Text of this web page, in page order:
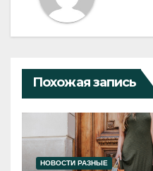
Похожая запись
НОВОСТИ РАЗНЫЕ